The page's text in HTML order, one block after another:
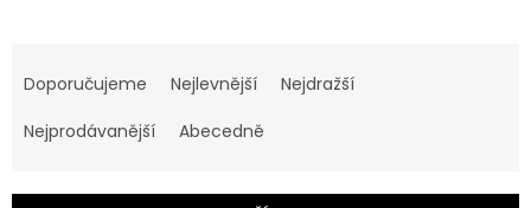
a
e
í
Doporučujeme Nejlevnější
Nejdražší
Nejprodávanější
Abecedně